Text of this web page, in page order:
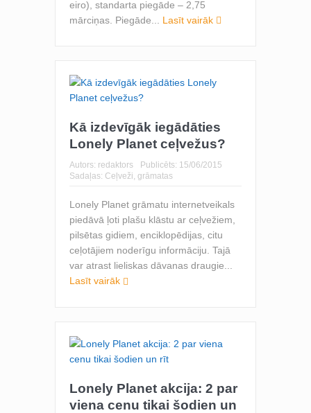
eiro), standarta piegāde – 2,75
mārciņas. Piegāde... Lasīt vairāk
Kā izdevīgāk iegādāties
Lonely Planet ceļvežus?
Autors: redaktors Publicēts: 15/06/2015
Sadaļas: Ceļveži, grāmatas
Lonely Planet grāmatu internetveikals
piedāvā ļoti plašu klāstu ar ceļvežiem,
pilsētas gidiem, enciklopēdijas, citu
ceļotājiem noderīgu informāciju. Tajā
var atrast lieliskas dāvanas draugie...
Lasīt vairāk
Lonely Planet akcija: 2 par
viena cenu tikai šodien un